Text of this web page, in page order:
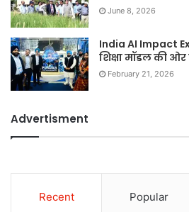
June 8, 2026
India AI Impact
शिक्षा मॉडल की
February 21, 2026
Advertisment
Recent Popular